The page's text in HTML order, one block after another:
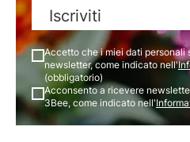
Iscriviti
Accetto che i miei dati personali
newsletter, come indicato nell'
(obbligatorio)
Acconsento a ricevere
3Bee, come indicato nell'